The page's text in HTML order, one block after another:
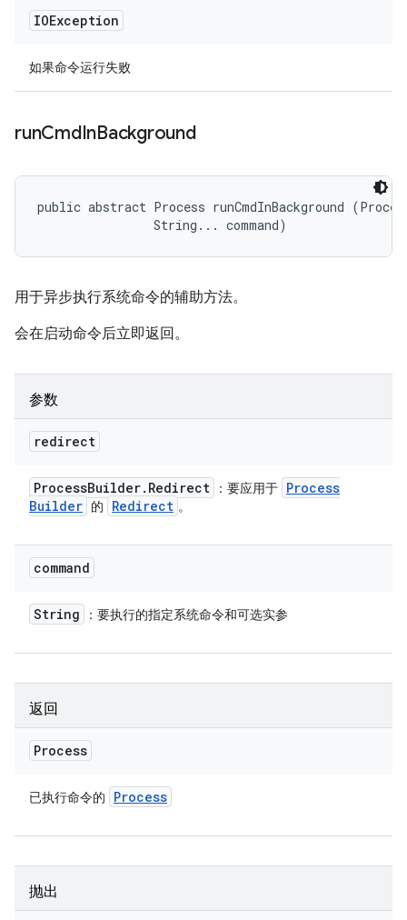
IOException
如果命令运行失败
runCmdInBackground
public abstract Process runCmdInBackground
                String... command)
用于异步执行系统命令的辅助方法。
会在启动命令后立即返回。
参数
redirect
ProcessBuilder. Redirect ：要应用于 Process
Builder 的 Redirect 。
command
String ：要执行的指定系统命令和可选实参
返回
Process
已执行命令的 Process
抛出